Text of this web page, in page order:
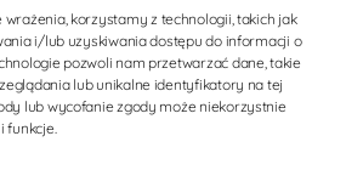
korzystamy z technologii, takich jak
i/lub uzyskiwania dostępu do informacji o
pozwoli nam przetwarzać dane, takie
lub unikalne identyfikatory na tej
lub wycofanie zgody może niekorzystnie
funkcje.
Wspieramy edukację. Dążymy
opieki medycznej dla kobiet i
poprzez nowoczesne
Zwiększamy tolerancję i